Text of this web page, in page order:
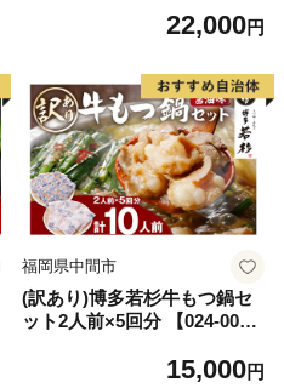
くら醤油漬け 鮭 鮭卵 ikura
大好評品 北海道 白糠町
22,000円
福岡県中間市
(訳あり)博多若杉牛もつ鍋セ
ット2人前×5回分 【024-002
15,000円